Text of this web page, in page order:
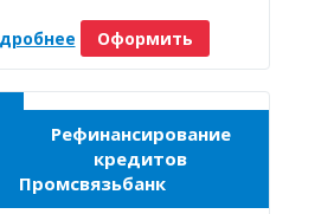
Оформить
Рефинансирование
кредитов
Промсвязьбанк